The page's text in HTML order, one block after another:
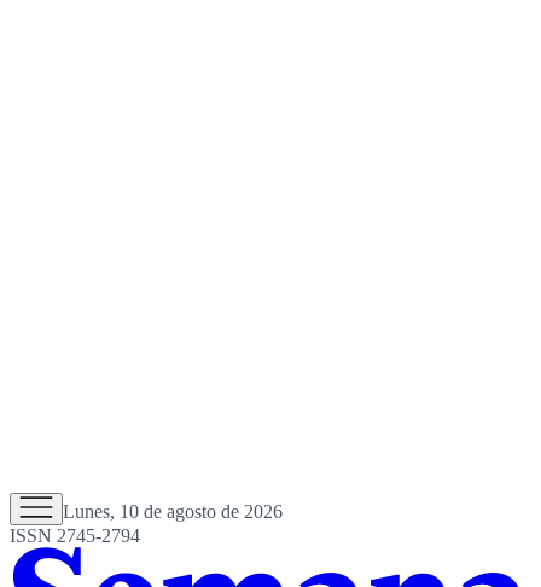
Lunes, 10 de agosto de 2026
ISSN 2745-2794